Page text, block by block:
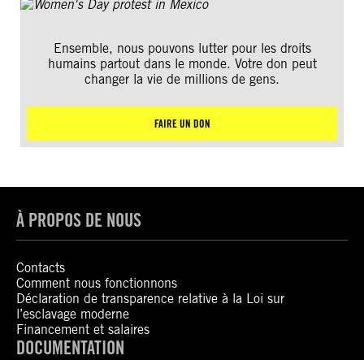
Ensemble, nous pouvons lutter pour les droits
humains partout dans le monde. Votre don peut
changer la vie de millions de gens.
FAIRE UN DON
À PROPOS DE NOUS
Contacts
Comment nous fonctionnons
Déclaration de transparence relative à la Loi sur
l’esclavage moderne
Financement et salaires
DOCUMENTATION